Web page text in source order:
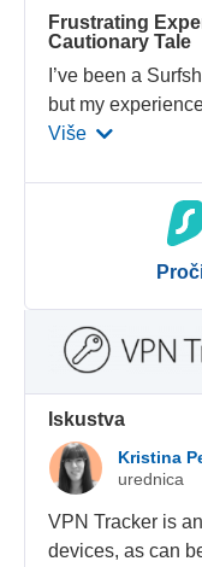
Frustrating
Cautionary Tale
I’ve been a
but my
Više
Iskustva
Kristina
urednica
VPN Tracker is
devices, as can